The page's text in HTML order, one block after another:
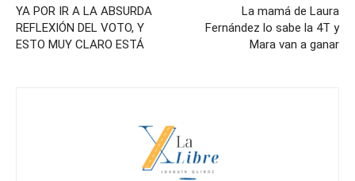
YA POR IR A LA ABSURDA
REFLEXIÓN DEL VOTO, Y
ESTO MUY CLARO ESTÁ
La mamá de Laura
Fernández lo sabe la 4T y
Mara van a ganar